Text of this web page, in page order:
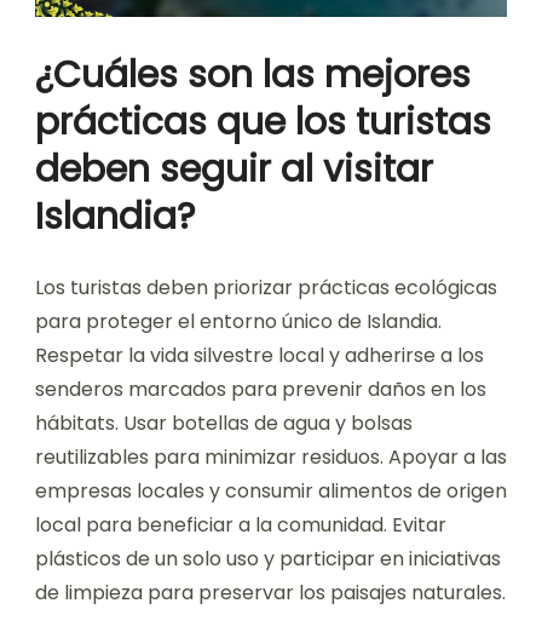
¿Cuáles son las mejores
prácticas que los turistas
deben seguir al visitar
Islandia?
Los turistas deben priorizar prácticas ecológicas
para proteger el entorno único de Islandia.
Respetar la vida silvestre local y adherirse a los
senderos marcados para prevenir daños en los
hábitats. Usar botellas de agua y bolsas
reutilizables para minimizar residuos. Apoyar a las
empresas locales y consumir alimentos de origen
local para beneficiar a la comunidad. Evitar
plásticos de un solo uso y participar en iniciativas
de limpieza para preservar los paisajes naturales.